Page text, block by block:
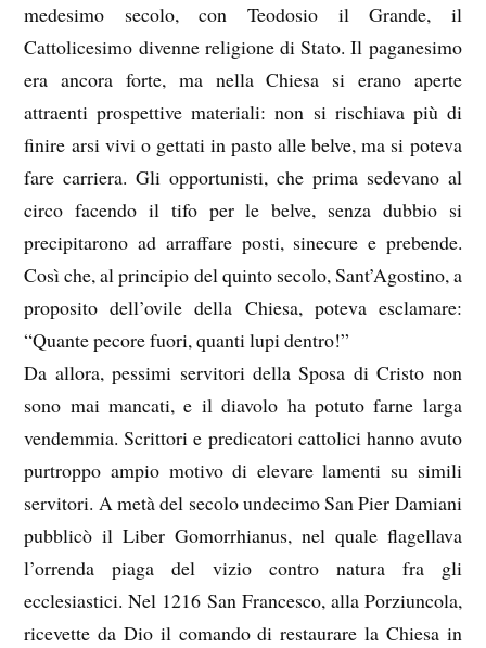
medesimo secolo, con Teodosio il Grande, il
Cattolicesimo divenne religione di Stato. Il paganesimo
era ancora forte, ma nella Chiesa si erano aperte
attraenti prospettive materiali: non si rischiava più di
finire arsi vivi o gettati in pasto alle belve, ma si poteva
fare carriera. Gli opportunisti, che prima sedevano al
circo facendo il tifo per le belve, senza dubbio si
precipitarono ad arraffare posti, sinecure e prebende.
Così che, al principio del quinto secolo, Sant’Agostino, a
proposito dell’ovile della Chiesa, poteva esclamare:
“Quante pecore fuori, quanti lupi dentro!”
Da allora, pessimi servitori della Sposa di Cristo non
sono mai mancati, e il diavolo ha potuto farne larga
vendemmia. Scrittori e predicatori cattolici hanno avuto
purtroppo ampio motivo di elevare lamenti su simili
servitori. A metà del secolo undecimo San Pier Damiani
pubblicò il Liber Gomorrhianus, nel quale flagellava
l’orrenda piaga del vizio contro natura fra gli
ecclesiastici. Nel 1216 San Francesco, alla Porziuncola,
ricevette da Dio il comando di restaurare la Chiesa in